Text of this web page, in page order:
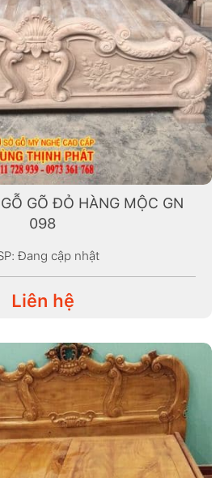
GÕ ĐỎ HÀNG MỘC GN
098
Đang cập nhật
Liên hệ